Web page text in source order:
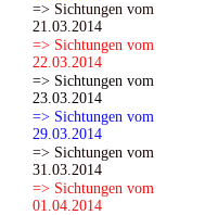
=> Sichtungen vom
21.03.2014
=> Sichtungen vom
22.03.2014
=> Sichtungen vom
23.03.2014
=> Sichtungen vom
29.03.2014
=> Sichtungen vom
31.03.2014
=> Sichtungen vom
01.04.2014